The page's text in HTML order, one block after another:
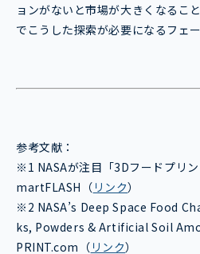
ョンがないと市場が大きくなるこ
でこうした探索が必要になるフェ
参考文献：
※1 NASAが注目「3Dフードプリ
martFLASH（ リンク）
※2 NASA’s Deep Space Food
ks, Powders & Artificial Soil
PRINT.com（ リンク）